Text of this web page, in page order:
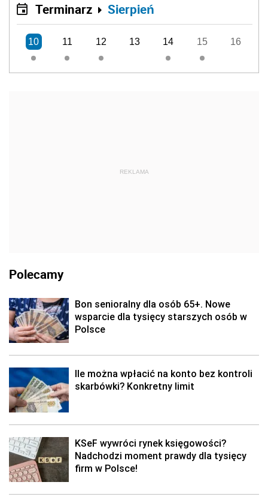
Terminarz Sierpień
10 11 12 13 14 15 16
REKLAMA
Polecamy
Bon senioralny dla osób 65+. Nowe
wsparcie dla tysięcy starszych osób w
Polsce
Ile można wpłacić na konto bez kontroli
skarbówki? Konkretny limit
KSeF wywróci rynek księgowości?
Nadchodzi moment prawdy dla tysięcy
firm w Polsce!